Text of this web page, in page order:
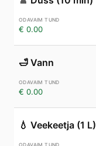
€ 0.00
🛁 Vann
€ 0.00
💧 Veekeetja (1 L)